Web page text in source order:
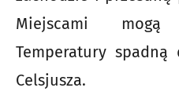
Miejscami
Temperatury
Celsjusza.